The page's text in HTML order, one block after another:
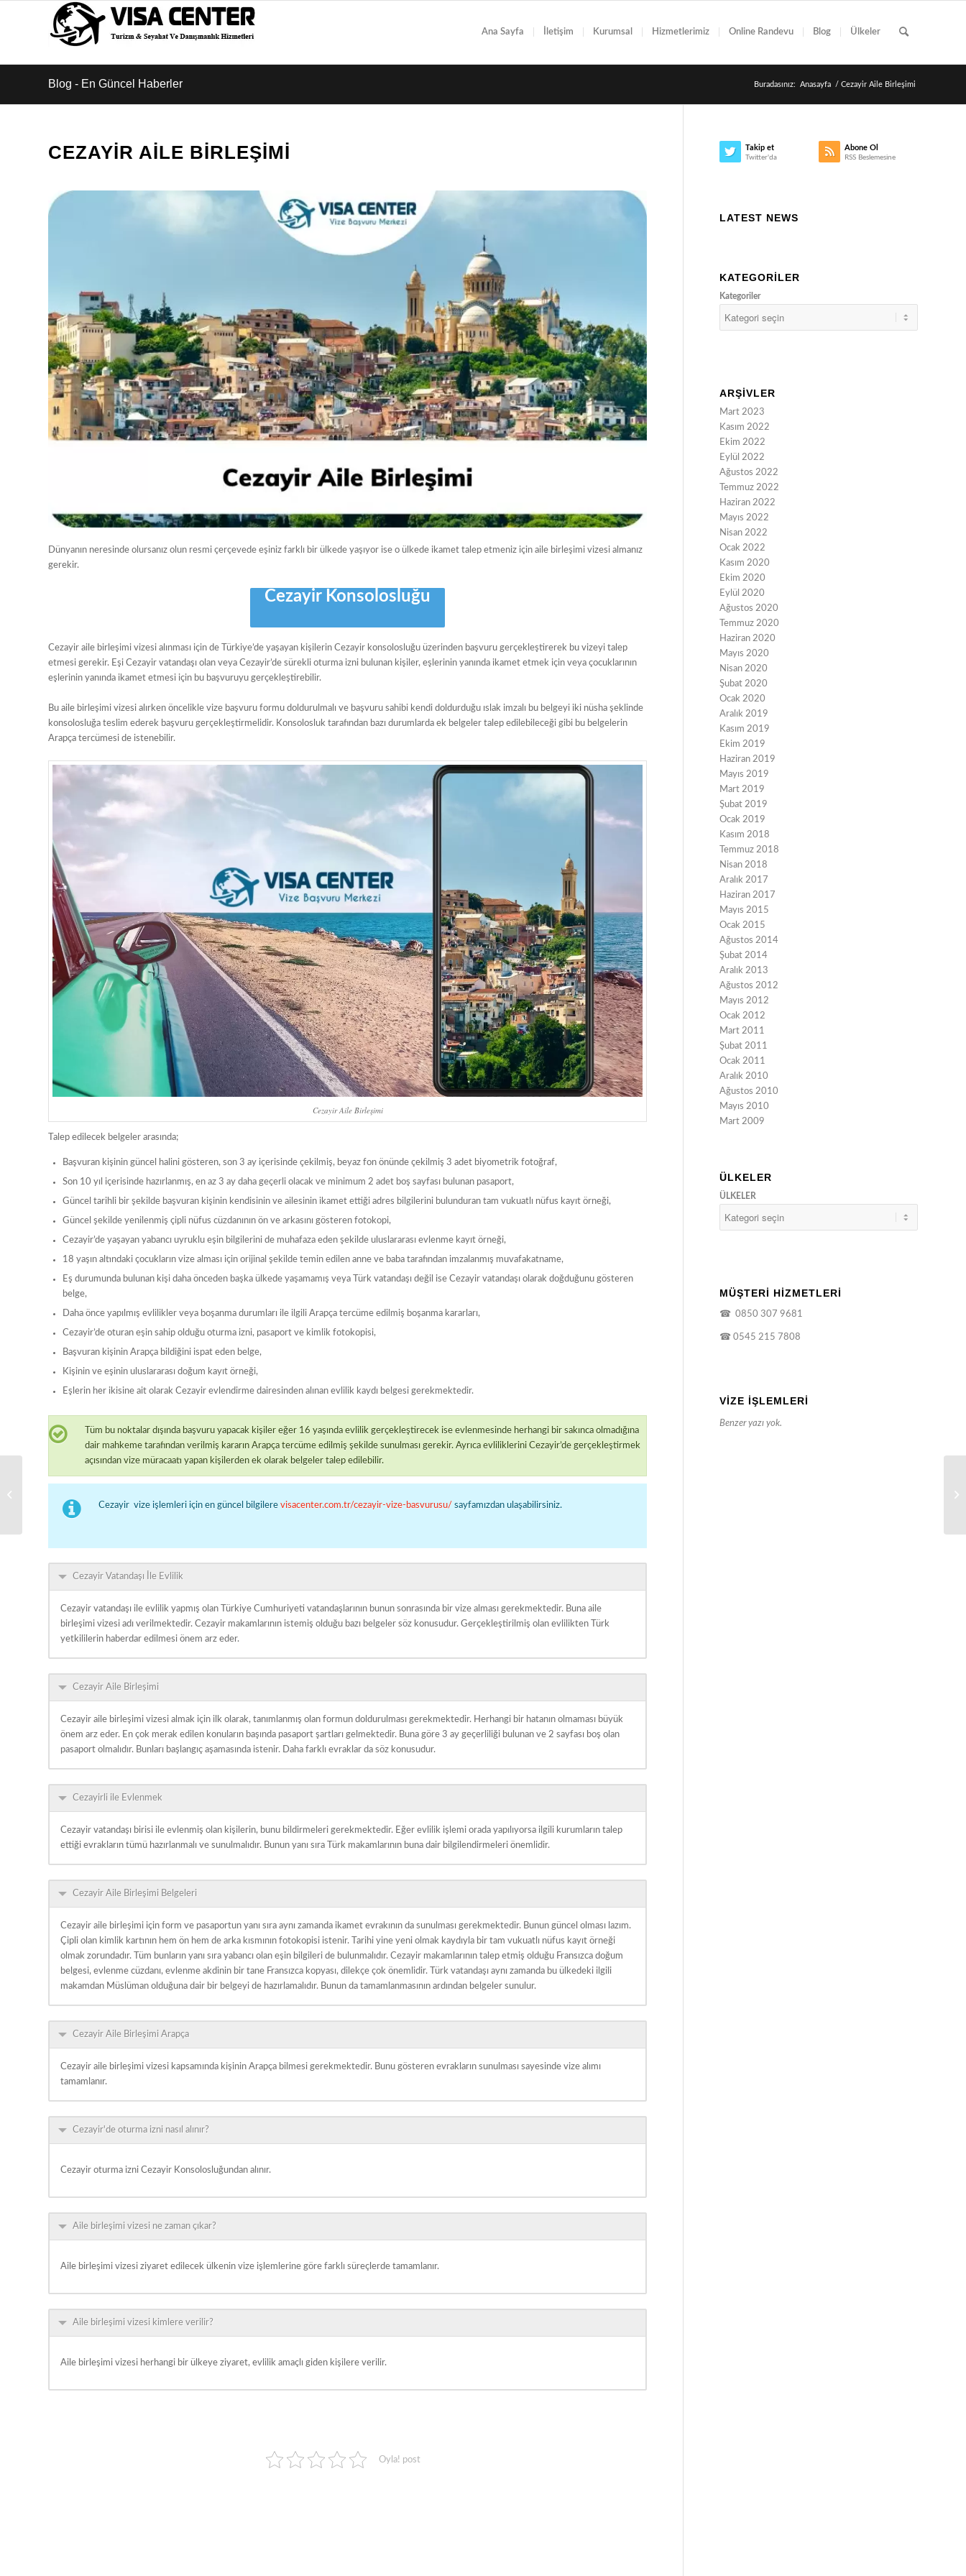
Ana Sayfa İletişim Kurumsal Hizmetlerimiz Online Randevu Blog Ülkeler
Blog - En Güncel Haberler Buradasınız: Anasayfa / Cezayir Aile Birleşimi
CEZAYIR AILE BIRLEŞIMI
Dünyanın neresinde olursanız olun resmi çerçevede eşiniz farklı bir ülkede yaşıyor ise o ülkede ikamet talep etmeniz için aile birleşimi vizesi almanız
gerekir.
Cezayir Konsolosluğu
Cezayir aile birleşimi vizesi alınması için de Türkiye’de yaşayan kişilerin Cezayir konsolosluğu üzerinden başvuru gerçekleştirerek bu vizeyi talep
etmesi gerekir. Eşi Cezayir vatandaşı olan veya Cezayir’de sürekli oturma izni bulunan kişiler, eşlerinin yanında ikamet etmek için veya çocuklarının
eşlerinin yanında ikamet etmesi için bu başvuruyu gerçekleştirebilir.
Bu aile birleşimi vizesi alırken öncelikle vize başvuru formu doldurulmalı ve başvuru sahibi kendi doldurduğu ıslak imzalı bu belgeyi iki nüsha şeklinde
konsolosluğa teslim ederek başvuru gerçekleştirmelidir. Konsolosluk tarafından bazı durumlarda ek belgeler talep edilebileceği gibi bu belgelerin
Arapça tercümesi de istenebilir.
Cezayir Aile Birleşimi
Talep edilecek belgeler arasında;
Başvuran kişinin güncel halini gösteren, son 3 ay içerisinde çekilmiş, beyaz fon önünde çekilmiş 3 adet biyometrik fotoğraf,
Son 10 yıl içerisinde hazırlanmış, en az 3 ay daha geçerli olacak ve minimum 2 adet boş sayfası bulunan pasaport,
Güncel tarihli bir şekilde başvuran kişinin kendisinin ve ailesinin ikamet ettiği adres bilgilerini bulunduran tam vukuatlı nüfus kayıt örneği,
Güncel şekilde yenilenmiş çipli nüfus cüzdanının ön ve arkasını gösteren fotokopi,
Cezayir’de yaşayan yabancı uyruklu eşin bilgilerini de muhafaza eden şekilde uluslararası evlenme kayıt örneği,
18 yaşın altındaki çocukların vize alması için orijinal şekilde temin edilen anne ve baba tarafından imzalanmış muvafakatname,
Eş durumunda bulunan kişi daha önceden başka ülkede yaşamamış veya Türk vatandaşı değil ise Cezayir vatandaşı olarak doğduğunu gösteren
belge,
Daha önce yapılmış evlilikler veya boşanma durumları ile ilgili Arapça tercüme edilmiş boşanma kararları,
Cezayir’de oturan eşin sahip olduğu oturma izni, pasaport ve kimlik fotokopisi,
Başvuran kişinin Arapça bildiğini ispat eden belge,
Kişinin ve eşinin uluslararası doğum kayıt örneği,
Eşlerin her ikisine ait olarak Cezayir evlendirme dairesinden alınan evlilik kaydı belgesi gerekmektedir.
Tüm bu noktalar dışında başvuru yapacak kişiler eğer 16 yaşında evlilik gerçekleştirecek ise evlenmesinde herhangi bir sakınca olmadığına
dair mahkeme tarafından verilmiş kararın Arapça tercüme edilmiş şekilde sunulması gerekir. Ayrıca evliliklerini Cezayir’de gerçekleştirmek
açısından vize müracaatı yapan kişilerden ek olarak belgeler talep edilebilir.
Cezayir vize işlemleri için en güncel bilgilere visacenter.com.tr/cezayir-vize-basvurusu/ sayfamızdan ulaşabilirsiniz.
Cezayir Vatandaşı İle Evlilik
Cezayir vatandaşı ile evlilik yapmış olan Türkiye Cumhuriyeti vatandaşlarının bunun sonrasında bir vize alması gerekmektedir. Buna aile
birleşimi vizesi adı verilmektedir. Cezayir makamlarının istemiş olduğu bazı belgeler söz konusudur. Gerçekleştirilmiş olan evlilikten Türk
yetkililerin haberdar edilmesi önem arz eder.
Cezayir Aile Birleşimi
Cezayir aile birleşimi vizesi almak için ilk olarak, tanımlanmış olan formun doldurulması gerekmektedir. Herhangi bir hatanın olmaması büyük
önem arz eder. En çok merak edilen konuların başında pasaport şartları gelmektedir. Buna göre 3 ay geçerliliği bulunan ve 2 sayfası boş olan
pasaport olmalıdır. Bunları başlangıç aşamasında istenir. Daha farklı evraklar da söz konusudur.
Cezayirli ile Evlenmek
Cezayir vatandaşı birisi ile evlenmiş olan kişilerin, bunu bildirmeleri gerekmektedir. Eğer evlilik işlemi orada yapılıyorsa ilgili kurumların talep
ettiği evrakların tümü hazırlanmalı ve sunulmalıdır. Bunun yanı sıra Türk makamlarının buna dair bilgilendirmeleri önemlidir.
Cezayir Aile Birleşimi Belgeleri
Cezayir aile birleşimi için form ve pasaportun yanı sıra aynı zamanda ikamet evrakının da sunulması gerekmektedir. Bunun güncel olması lazım.
Çipli olan kimlik kartının hem ön hem de arka kısmının fotokopisi istenir. Tarihi yine yeni olmak kaydıyla bir tam vukuatlı nüfus kayıt örneği
olmak zorundadır. Tüm bunların yanı sıra yabancı olan eşin bilgileri de bulunmalıdır. Cezayir makamlarının talep etmiş olduğu Fransızca doğum
belgesi, evlenme cüzdanı, evlenme akdinin bir tane Fransızca kopyası, dilekçe çok önemlidir. Türk vatandaşı aynı zamanda bu ülkedeki ilgili
makamdan Müslüman olduğuna dair bir belgeyi de hazırlamalıdır. Bunun da tamamlanmasının ardından belgeler sunulur.
Cezayir Aile Birleşimi Arapça
Cezayir aile birleşimi vizesi kapsamında kişinin Arapça bilmesi gerekmektedir. Bunu gösteren evrakların sunulması sayesinde vize alımı
tamamlanır.
Cezayir'de oturma izni nasıl alınır?
Cezayir oturma izni Cezayir Konsolosluğundan alınır.
Aile birleşimi vizesi ne zaman çıkar?
Aile birleşimi vizesi ziyaret edilecek ülkenin vize işlemlerine göre farklı süreçlerde tamamlanır.
Aile birleşimi vizesi kimlere verilir?
Aile birleşimi vizesi herhangi bir ülkeye ziyaret, evlilik amaçlı giden kişilere verilir.
Oyla! post
Takip et
Twitter'da
Abone Ol
RSS Beslemesine
LATEST NEWS
KATEGORILER
Kategoriler
ARŞIVLER
Mart 2023
Kasım 2022
Ekim 2022
Eylül 2022
Ağustos 2022
Temmuz 2022
Haziran 2022
Mayıs 2022
Nisan 2022
Ocak 2022
Kasım 2020
Ekim 2020
Eylül 2020
Ağustos 2020
Temmuz 2020
Haziran 2020
Mayıs 2020
Nisan 2020
Şubat 2020
Ocak 2020
Aralık 2019
Kasım 2019
Ekim 2019
Haziran 2019
Mayıs 2019
Mart 2019
Şubat 2019
Ocak 2019
Kasım 2018
Temmuz 2018
Nisan 2018
Aralık 2017
Haziran 2017
Mayıs 2015
Ocak 2015
Ağustos 2014
Şubat 2014
Aralık 2013
Ağustos 2012
Mayıs 2012
Ocak 2012
Mart 2011
Şubat 2011
Ocak 2011
Aralık 2010
Ağustos 2010
Mayıs 2010
Mart 2009
ÜLKELER
ÜLKELER
MÜŞTERİ HİZMETLERİ
☎ 0850 307 9681
☎ 0545 215 7808
VIZE İŞLEMLERI
Benzer yazı yok.